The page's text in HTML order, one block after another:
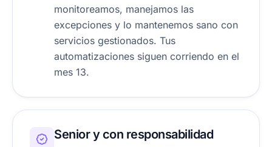
monitoreamos, manejamos las
excepciones y lo mantenemos sano con
servicios gestionados. Tus
automatizaciones siguen corriendo en el
mes 13.
Senior y con responsabilidad